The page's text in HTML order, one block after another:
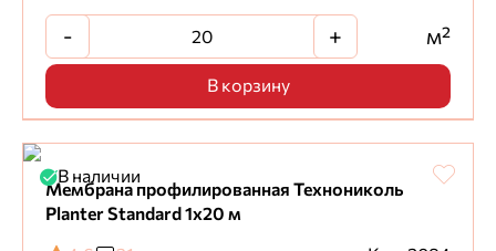
- + м²
В корзину
В наличии
Мембрана профилированная Технониколь
Planter Standard 1х20 м